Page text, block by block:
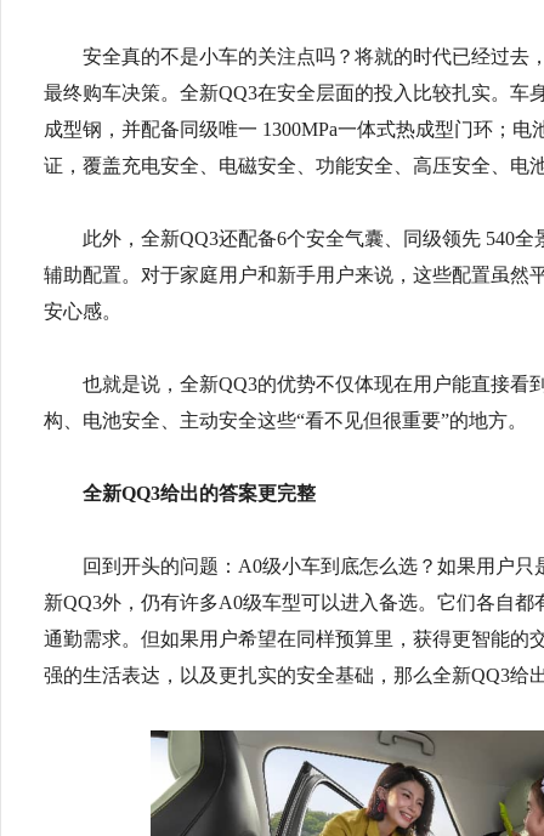
安全真的不是小车的关注点吗？将就的时代已经过去
最终购车决策。全新QQ3在安全层面的投入比较扎实。车
成型钢，并配备同级唯一 1300MPa一体式热成型门环；
证，覆盖充电安全、电磁安全、功能安全、高压安全、电
此外，全新QQ3还配备6个安全气囊、同级领先 540
辅助配置。对于家庭用户和新手用户来说，这些配置虽然
安心感。
也就是说，全新QQ3的优势不仅体现在用户能直接看
构、电池安全、主动安全这些“看不见但很重要”的地方。
全新QQ3给出的答案更完整
回到开头的问题：A0级小车到底怎么选？如果用户
新QQ3外，仍有许多A0级车型可以进入备选。它们各自
通勤需求。但如果用户希望在同样预算里，获得更智能的
强的生活表达，以及更扎实的安全基础，那么全新QQ3给